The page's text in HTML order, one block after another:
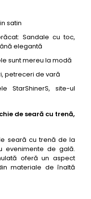
satin
Sandale cu toc,
elegantă
sunt mereu la modă
petreceri de vară
StarShinerS, site-ul
de seară cu trenă,
seară cu trenă de la
evenimente de gală.
oferă un aspect
materiale de înaltă